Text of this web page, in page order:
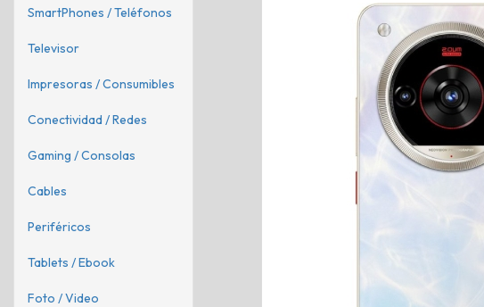
SmartPhones / Teléfonos
Televisor
Impresoras / Consumibles
Conectividad / Redes
Gaming / Consolas
Cables
Periféricos
Tablets / Ebook
Foto / Video